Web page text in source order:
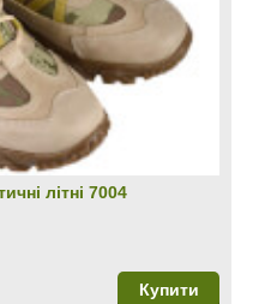
літні 7004
Купити